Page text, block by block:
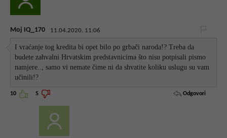
Moj IQ_170 11.04.2020. 11:06
I vraćanje tog kredita bi opet bilo po grbači naroda!? Treba da
budete zahvalni Hrvatskim predstavnicima što nisu potpisali pismo
namjere.., samo vi nemate čime ni da shvatite koliku uslugu su vam
učinili!?
10 5 Odgovori